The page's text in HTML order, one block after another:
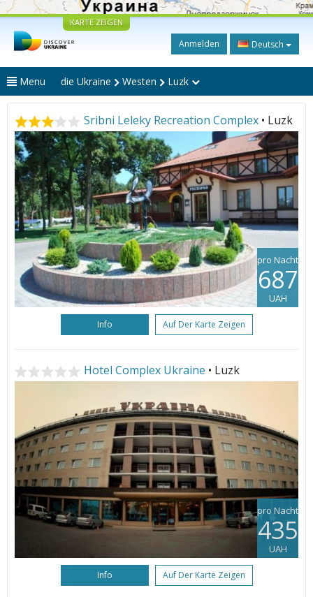
KARTE ZEIGEN
Anmelden Deutsch
Menu die Ukraine Westen Luzk
Sribni Leleky Recreation Complex • Luzk
pro Nacht
687
UAH
Info Auf Der Karte Zeigen
Hotel Complex Ukraine • Luzk
pro Nacht
435
UAH
Info Auf Der Karte Zeigen